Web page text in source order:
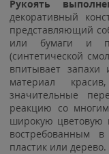
Рукоять
декоративный
представляющий
или бумаги и
(синтетической
впитывает
материал
значительные
реакцию со
широкую цветовую
востребованным
пластик или дерево.